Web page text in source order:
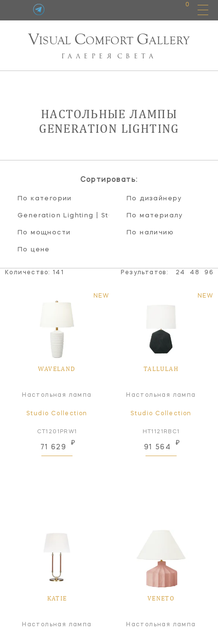
0
VISUAL COMFORT GALLERY
ГАЛЕРЕЯ СВЕТА
НАСТОЛЬНЫЕ ЛАМПЫ
GENERATION LIGHTING
Сортировать:
По категории По дизайнеру
Generation Lighting | Studio Collection
По материалу
По мощности По наличию
По цене
Количество: 141 Результатов: 24 48 96
NEW
WAVELAND
Настольная лампа
Studio Collection
CT1201PRW1
71 629
₽
NEW
TALLULAH
Настольная лампа
Studio Collection
HT1121RBC1
91 564
₽
KATIE
Настольная лампа
VENETO
Настольная лампа